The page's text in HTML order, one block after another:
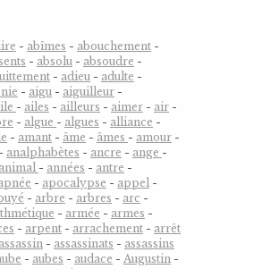
- abîmes - abouchement -
- absolu - absoudre -
- adieu - adulte -
- aigu - aiguilleur -
- ailes - ailleurs - aimer - air -
- algue - algues - alliance -
- amant - âme - âmes - amour -
- analphabètes - ancre - ange -
animal - années - antre -
- apocalypse - appel -
- arbre - arbres - arc -
- armée - armes -
- arpent - arrachement - arrêt
assassin - assassinats - assassins
- aubes - audace - Augustin -